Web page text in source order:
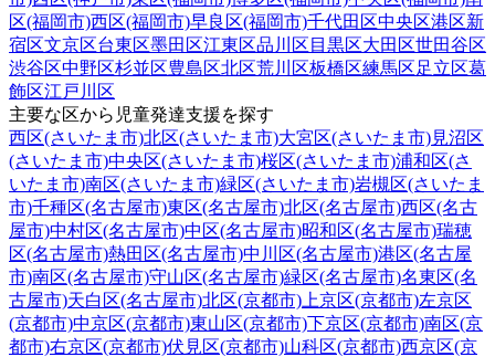
区(福岡市)西区(福岡市)早良区(福岡市)千代田区中央区港区新
宿区文京区台東区墨田区江東区品川区 目黒区大田区世田谷区
渋谷区中野区杉並区豊島区北区荒川区板橋区練馬区足立区葛
飾区江戸川区
主要な区から児童発達支援を探す
西区(さいたま市)北区(さいたま市)大宮区(さいたま市)見沼区
(さいたま市)中央区(さいたま市)桜区(さいたま市)浦和区(さ
いたま市)南区(さいたま市)緑区(さいたま市)岩槻区(さいたま
市)千種区(名古屋市)東区(名古屋市)北区(名古屋市)西区(名古
屋市)中村区(名古屋市)中区(名古屋市)昭和区(名古屋市)瑞穂
区(名古屋市)熱田区(名古屋市)中川区(名古屋市)港区(名古屋
市)南区(名古屋市)守山区(名古屋市)緑区(名古屋市)名東区(名
古屋市)天白区(名古屋市)北区(京都市) 上京区(京都市)左京区
(京都市)中京区(京都市)東山区(京都市)下京区(京都市)南区(京
都市)右京区(京都市)伏見区(京都市)山科区(京都市)西京区(京